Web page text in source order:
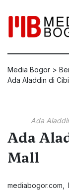
Media Bogor >
Ada Aladdin di
Ada
Ada
Mall
mediabogor.com